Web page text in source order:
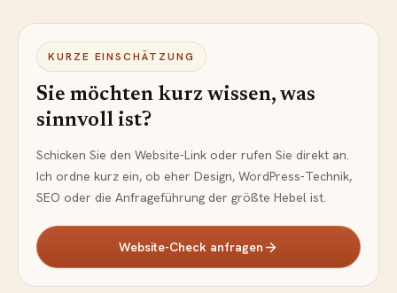
KURZE EINSCHÄTZUNG
Sie möchten kurz wissen, was
sinnvoll ist?
Schicken Sie den Website-Link oder rufen Sie direkt an.
Ich ordne kurz ein, ob eher Design, WordPress-Technik,
SEO oder die Anfrageführung der größte Hebel ist.
Website-Check anfragen